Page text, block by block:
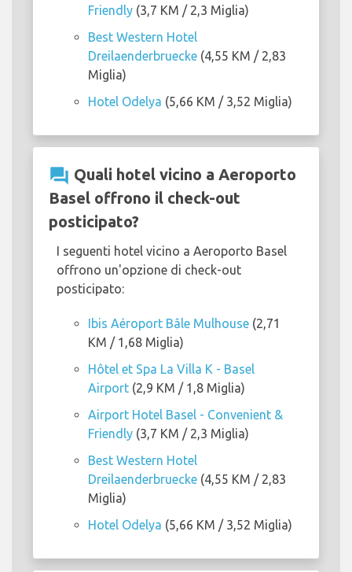
Friendly (3,7 KM / 2,3 Miglia)
Best Western Hotel
Dreilaenderbruecke (4,55 KM / 2,83
Miglia)
Hotel Odelya (5,66 KM / 3,52 Miglia)
question_answer Quali hotel vicino a Aeroporto
Basel offrono il check-out
posticipato?
I seguenti hotel vicino a Aeroporto Basel
offrono un'opzione di check-out
posticipato:
Ibis Aéroport Bâle Mulhouse (2,71
KM / 1,68 Miglia)
Hôtel et Spa La Villa K - Basel
Airport (2,9 KM / 1,8 Miglia)
Airport Hotel Basel - Convenient &
Friendly (3,7 KM / 2,3 Miglia)
Best Western Hotel
Dreilaenderbruecke (4,55 KM / 2,83
Miglia)
Hotel Odelya (5,66 KM / 3,52 Miglia)